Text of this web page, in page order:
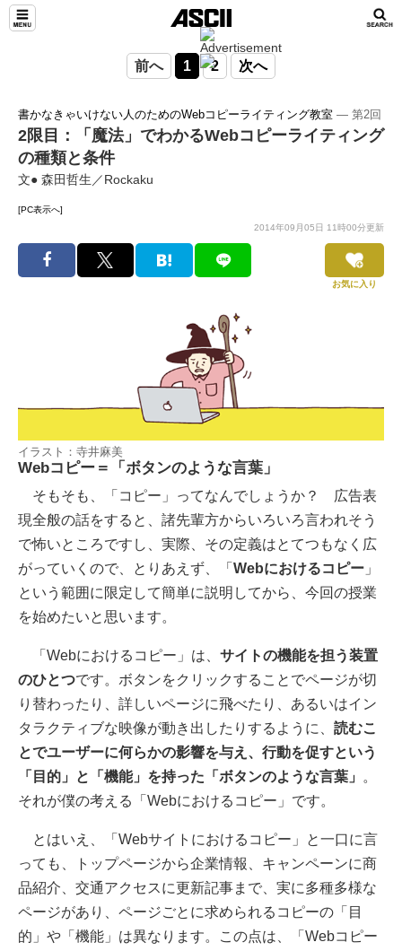
前へ 1 2 次へ
書かなきゃいけない人のためのWebコピーライティング教室 ― 第2回
2限目：「魔法」でわかるWebコピーライティング
の種類と条件
文● 森田哲生／Rockaku
[PC表示へ]
2014年09月05日 11時00分更新
お気に入り
イラスト：寺井麻美
Webコピー＝「ボタンのような言葉」
そもそも、「コピー」ってなんでしょうか？ 広告表
現全般の話をすると、諸先輩方からいろいろ言われそう
で怖いところですし、実際、その定義はとてつもなく広
がっていくので、とりあえず、「 Webにおけるコピー 」
という範囲に限定して簡単に説明してから、今回の授業
を始めたいと思います。
「Webにおけるコピー」は、 サイトの機能を担う装置
のひとつです。ボタンをクリックすることでページが切
り替わったり、詳しいページに飛べたり、あるいはイン
タラクティブな映像が動き出したりするように、 読むこ
とでユーザーに何らかの影響を与え、行動を促すという
「目的」と「機能」を持った「ボタンのような言葉」
。
それが僕の考える「Webにおけるコピー」です。
とはいえ、「Webサイトにおけるコピー」と一口に言
っても、トップページから企業情報、キャンペーンに商
品紹介、交通アクセスに更新記事まで、実に多種多様な
ページがあり、ページごとに求められるコピーの「目
的」や「機能」は異なります。この点は、「Webコピー